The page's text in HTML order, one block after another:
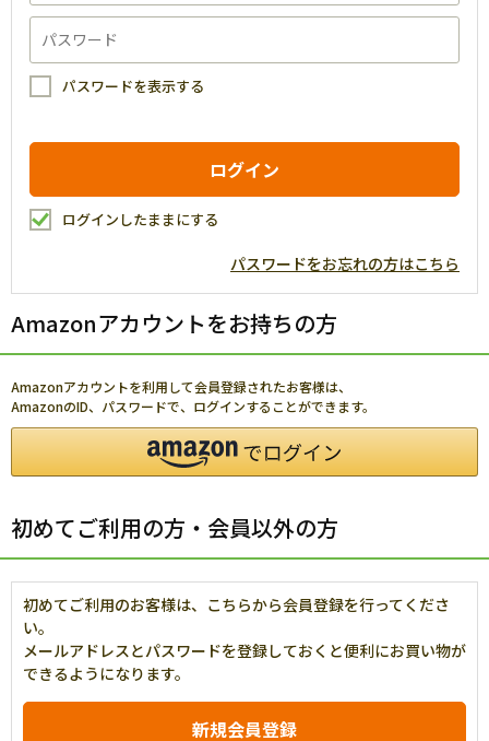
パスワードを表示する
ログインしたままにする
パスワードをお忘れの方はこちら
Amazonアカウントをお持ちの方
Amazonアカウントを利用して会員登録されたお客様は、
AmazonのID、パスワードで、ログインすることができます。
初めてご利用の方・会員以外の方
初めてご利用のお客様は、こちらから会員登録を行ってくださ
い。
メールアドレスとパスワードを登録しておくと便利にお買い物が
できるようになります。